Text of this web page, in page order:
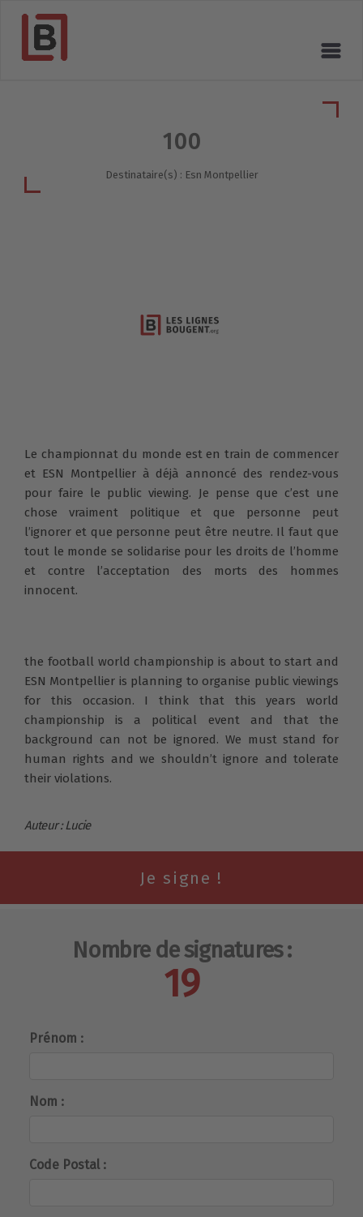
100
Destinataire(s) : Esn Montpellier
Le championnat du monde est en train de commencer
et ESN Montpellier à déjà annoncé des rendez-vous
pour faire le public viewing. Je pense que c’est une
chose vraiment politique et que personne peut
l’ignorer et que personne peut être neutre. Il faut que
tout le monde se solidarise pour les droits de l’homme
et contre l’acceptation des morts des hommes
innocent.
the football world championship is about to start and
ESN Montpellier is planning to organise public viewings
for this occasion. I think that this years world
championship is a political event and that the
background can not be ignored. We must stand for
human rights and we shouldn’t ignore and tolerate
their violations.
Auteur : Lucie
Nombre de signatures :
19
Prénom :
Nom :
Code Postal :